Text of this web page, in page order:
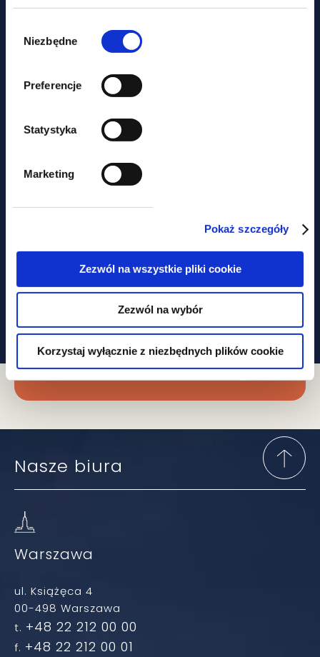
zgody
Niezbędne
Preferencje
Statystyka
Marketing
Pokaż szczegóły
Zezwól na wszystkie pliki cookie
Zezwól na wybór
Korzystaj wyłącznie z niezbędnych plików cookie
charytatywny z udziałem GWW
Obawiasz się,
że ominą Cię
najważniejsze zmiany
W prawie?
Zapisz się do newslettera
Nasze biura
Warszawa
ul. Książęca 4
00-498 Warszawa
t. +48 22 212 00 00
f. +48 22 212 00 01